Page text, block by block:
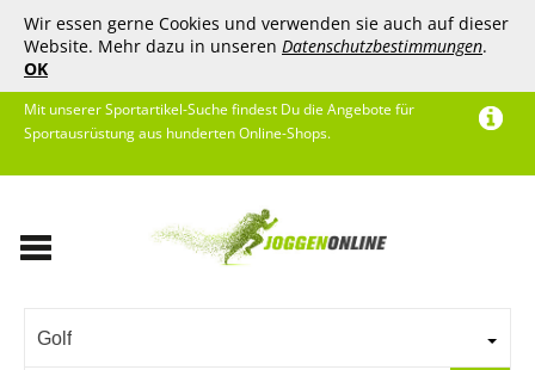
Wir essen gerne Cookies und verwenden sie auch auf dieser
Website. Mehr dazu in unseren Datenschutzbestimmungen.
OK
Mit unserer Sportartikel-Suche findest Du die Angebote für
Sportausrüstung aus hunderten Online-Shops.
Golf